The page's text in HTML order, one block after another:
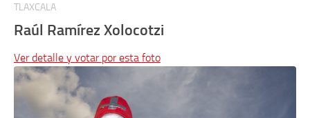
TLAXCALA
Raúl Ramírez Xolocotzi
Ver detalle y votar por esta foto